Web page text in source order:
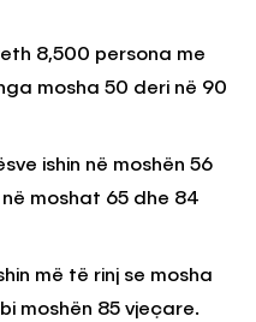
8,500 persona me
mosha 50 deri në 90
ishin në moshën 56
moshat 65 dhe 84
më të rinj se mosha
moshën 85 vjeçare.